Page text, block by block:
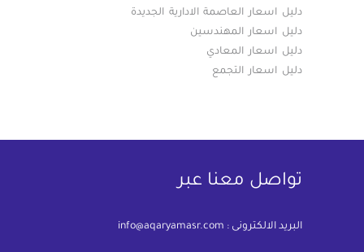
دليل اسعار العاصمة الادارية الجديدة
دليل اسعار المهندسين
دليل اسعار المعادي
دليل اسعار التجمع
تواصل معنا عبر
البريد الالكترونى : info@aqaryamasr.com